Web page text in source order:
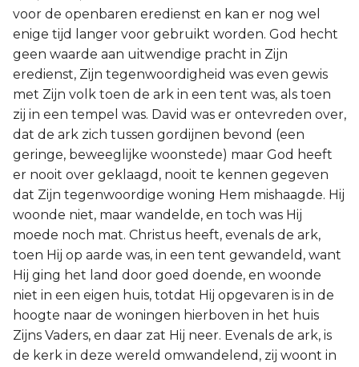
voor de openbaren eredienst en kan er nog wel
enige tijd langer voor gebruikt worden. God hecht
geen waarde aan uitwendige pracht in Zijn
eredienst, Zijn tegenwoordigheid was even gewis
met Zijn volk toen de ark in een tent was, als toen
zij in een tempel was. David was er ontevreden over,
dat de ark zich tussen gordijnen bevond (een
geringe, beweeglijke woonstede) maar God heeft
er nooit over geklaagd, nooit te kennen gegeven
dat Zijn tegenwoordige woning Hem mishaagde. Hij
woonde niet, maar wandelde, en toch was Hij
moede noch mat. Christus heeft, evenals de ark,
toen Hij op aarde was, in een tent gewandeld, want
Hij ging het land door goed doende, en woonde
niet in een eigen huis, totdat Hij opgevaren is in de
hoogte naar de woningen hierboven in het huis
Zijns Vaders, en daar zat Hij neer. Evenals de ark, is
de kerk in deze wereld omwandelend, zij woont in